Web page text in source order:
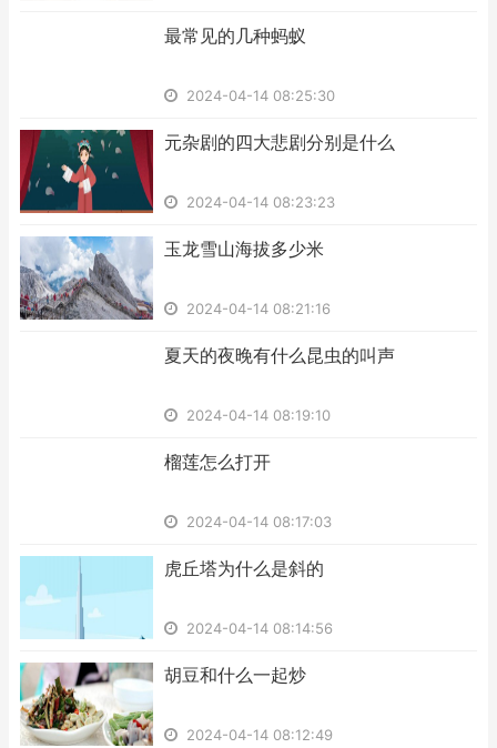
​最常见的几种蚂蚁
2024-04-14 08:25:30
​元杂剧的四大悲剧分别是什么
2024-04-14 08:23:23
​玉龙雪山海拔多少米
2024-04-14 08:21:16
​夏天的夜晚有什么昆虫的叫声
2024-04-14 08:19:10
​榴莲怎么打开
2024-04-14 08:17:03
​虎丘塔为什么是斜的
2024-04-14 08:14:56
​胡豆和什么一起炒
2024-04-14 08:12:49